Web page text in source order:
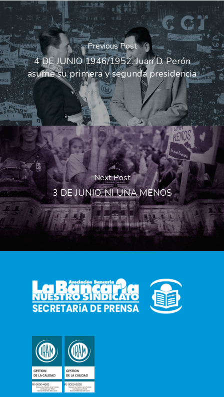
Previous Post
4 DE JUNIO 1946/1952. Juan D. Perón
asume su primera y segunda presidencia
Next Post
3 DE JUNIO. NI UNA MENOS